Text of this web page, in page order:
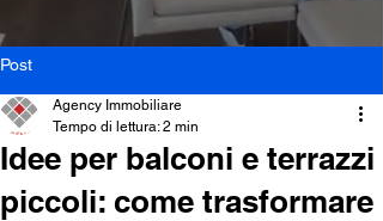
Post
Idee per balconi e terrazzi
piccoli: come trasformare
Agency Immobiliare
Tempo di lettura: 2 min